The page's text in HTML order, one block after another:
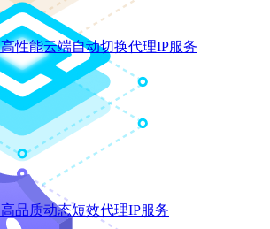
高性能云端自动切换代理IP服务
高品质动态短效代理IP服务